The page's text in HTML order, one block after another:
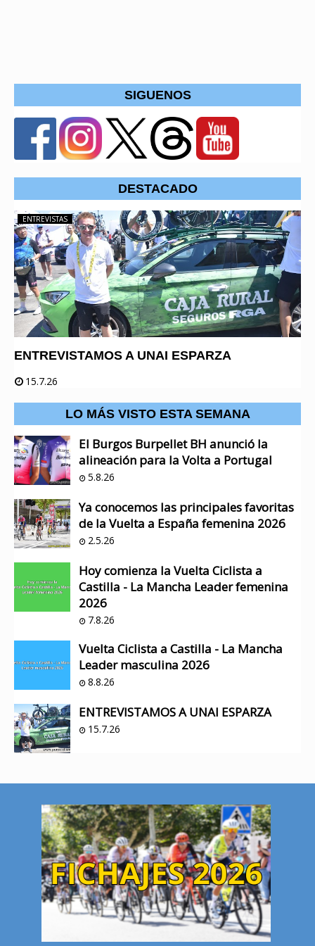
SIGUENOS
DESTACADO
ENTREVISTAS
ENTREVISTAMOS A UNAI ESPARZA
15.7.26
LO MÁS VISTO ESTA SEMANA
El Burgos Burpellet BH anunció la
alineación para la Volta a Portugal
5.8.26
Ya conocemos las principales favoritas
de la Vuelta a España femenina 2026
2.5.26
Hoy comienza la Vuelta Ciclista a
Castilla - La Mancha Leader femenina
2026
7.8.26
Vuelta Ciclista a Castilla - La Mancha
Leader masculina 2026
8.8.26
ENTREVISTAMOS A UNAI ESPARZA
15.7.26